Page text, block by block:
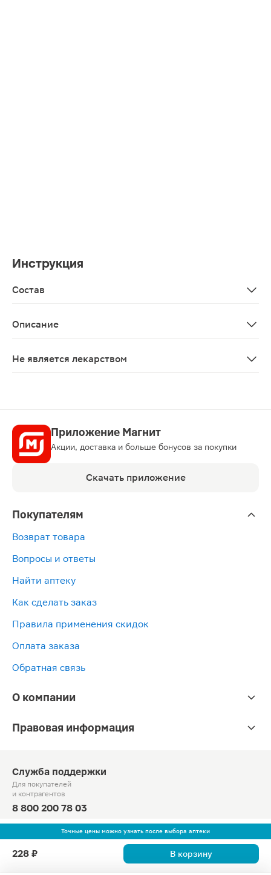
Точные цены можно узнать после выбора аптеки
228 ₽ В корзину
Инструкция
Состав
Описание
Не является лекарством
Приложение Магнит
Акции, доставка и больше бонусов за покупки
Скачать приложение
Покупателям
Возврат товара
Вопросы и ответы
Найти аптеку
Как сделать заказ
Правила применения скидок
Оплата заказа
Обратная связь
О компании
Правовая информация
Служба поддержки
Для покупателей
и контрагентов
8 800 200 78 03
Круглосуточно, звонок по России бесплатный
© Официальный сайт сети «Магнит».